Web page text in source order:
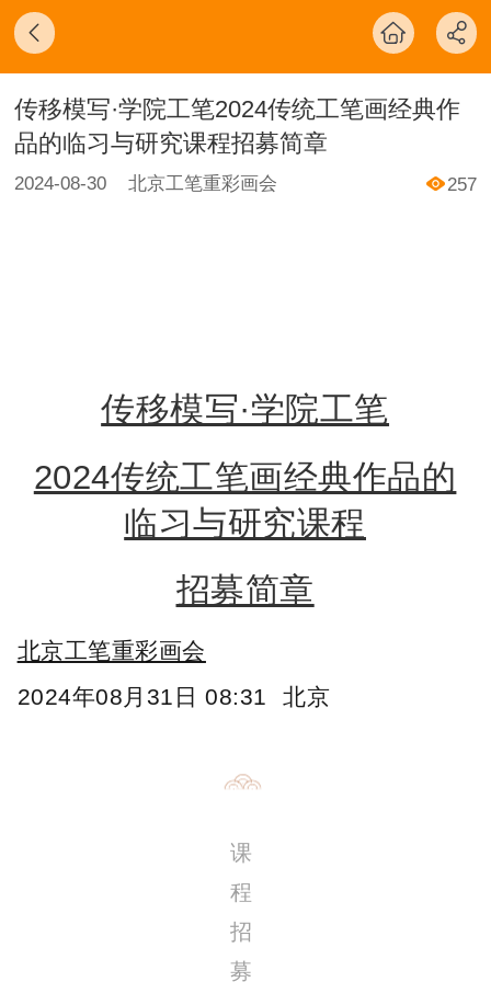
传移模写·学院工笔2024传统工笔画经典作
品的临习与研究课程招募简章
2024-08-30 北京工笔重彩画会 257
传移模写·学院工笔
2024传统工笔画经典作品的
临习与研究课程
招募简章
北京工笔重彩画会
2024年08月31日 08:31
北京
课
程
招
募